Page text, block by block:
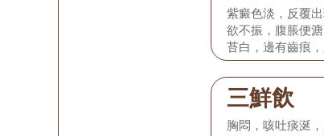
紫癜色淡，反覆
欲不振，腹脹便
苔白，邊有齒痕，
三鮮飲
胸悶，咳吐痰涎